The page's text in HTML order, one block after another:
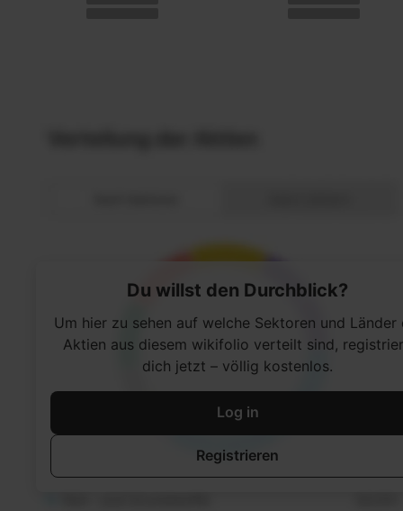
Du willst den Durchblick?
Um hier zu sehen auf welche Sektoren und Länder
Aktien aus diesem wikifolio verteilt sind,
dich jetzt – völlig kostenlos.
Registrieren
Log in